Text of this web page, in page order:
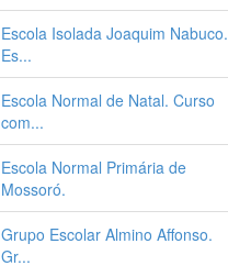
Escola Isolada Joaquim Nabuco.
Es...
Escola Normal de Natal. Curso
com...
Escola Normal Primária de
Mossoró.
Grupo Escolar Almino Affonso.
Gr...